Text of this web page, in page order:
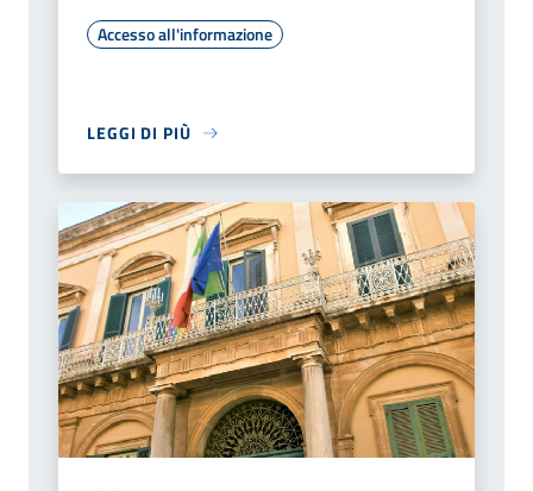
Accesso all'informazione
LEGGI DI PIÙ